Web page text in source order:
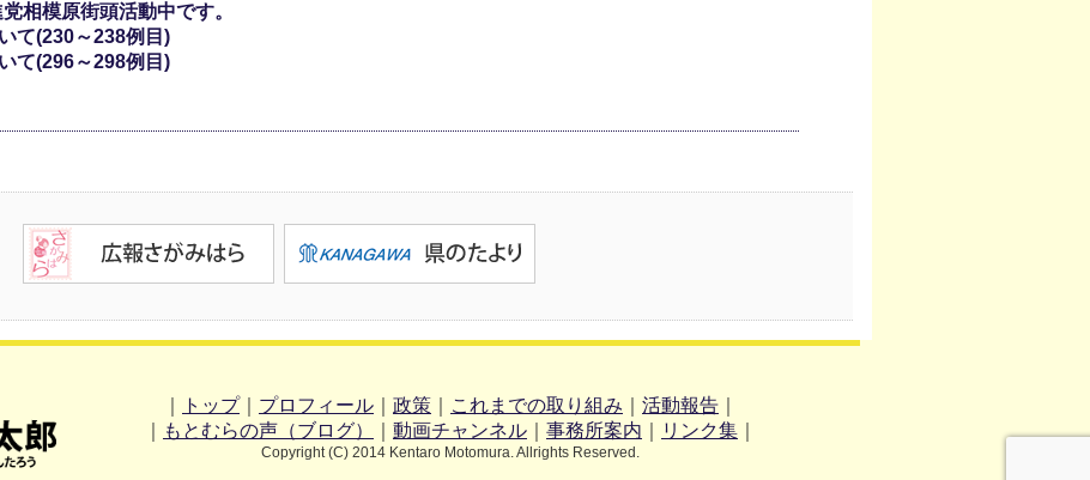
相模原街頭活動中です。
て(230～238例目)
て(296～298例目)
トップ プロフィール 政策 これまでの取り組み 活動報告
もとむらの声（ブログ） 動画チャンネル 事務所案内 リンク集
Copyright (C) 2014 Kentaro Motomura. Allrights Reserved.